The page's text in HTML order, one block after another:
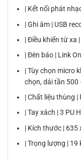
| Kết nối phát
| Ghi âm | USB
| Điều khiển từ xa
| Đèn báo | Link
| Tùy chọn micro
chọn, dải tần 500
| Chất liệu thùng |
| Tay xách | 3 PU
| Kích thước | 635
| Trọng lượng | 19